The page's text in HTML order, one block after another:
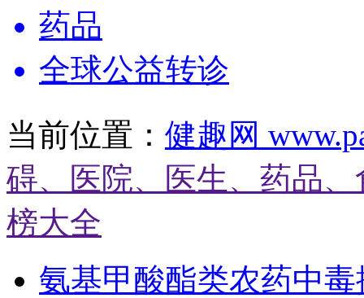
药品
全球公益转诊
当前位置： 健趣网
碍、医院、医生、药品
榜大全
氨基甲酸酯类农药中